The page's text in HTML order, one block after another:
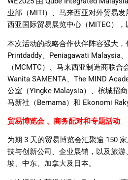
业部（MITI）、马来西亚对外贸易发
西亚国际贸易展览中心（MITEC），
本次活动的战略合作伙伴阵容强大，
Printdaddy
Peniagawati Malaysia
（MCMTC）、马来西亚制造商联合
Wanita SAMENTA
The MIND
公室（Yingke Malaysia）、槟城招
马新社（Bernama）和 Ekonomi
贸易博览会 、商务配对和专题活动
为期 3 天的贸易博览会汇聚逾 150
技与创新公司、企业展销，以及旅
坡、中东、加拿大及日本。